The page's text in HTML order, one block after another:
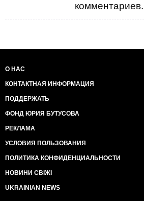
комментариев.
О НАС
КОНТАКТНАЯ ИНФОРМАЦИЯ
ПОДДЕРЖАТЬ
ФОНД ЮРИЯ БУТУСОВА
РЕКЛАМА
УСЛОВИЯ ПОЛЬЗОВАНИЯ
ПОЛИТИКА КОНФИДЕНЦИАЛЬНОСТИ
НОВИНИ СВІЖІ
UKRAINIAN NEWS